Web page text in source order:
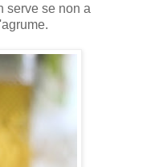
serve se non a